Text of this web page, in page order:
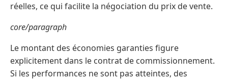
réelles, ce qui facilite la négociation du prix de vente.
core/paragraph
Le montant des économies garanties figure
explicitement dans le contrat de commissionnement.
Si les performances ne sont pas atteintes, des